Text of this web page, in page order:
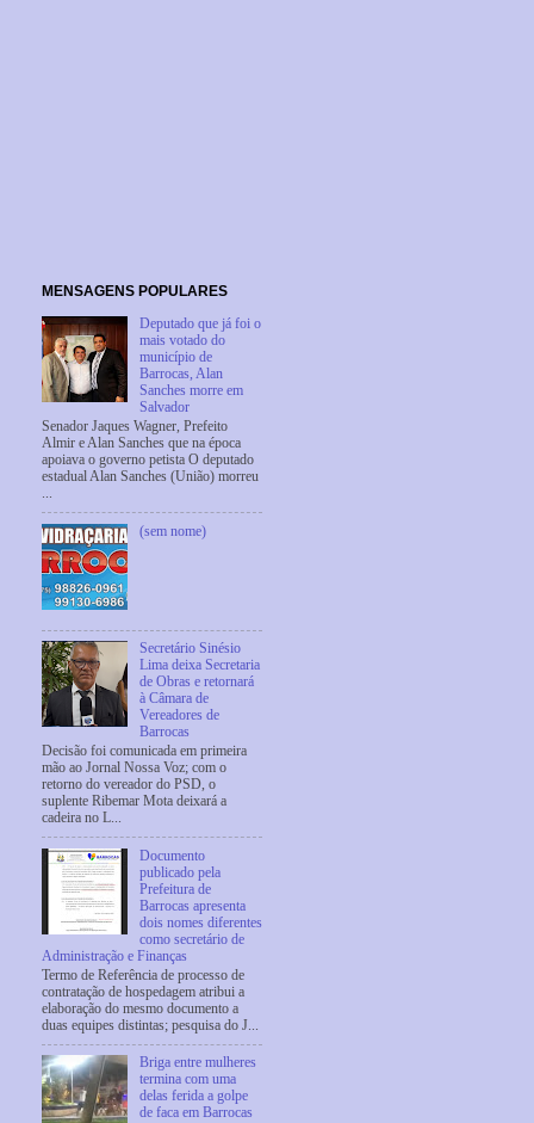
MENSAGENS POPULARES
Deputado que já foi o
mais votado do
município de
Barrocas, Alan
Sanches morre em
Salvador
Senador Jaques Wagner, Prefeito
Almir e Alan Sanches que na época
apoiava o governo petista O deputado
estadual Alan Sanches (União) morreu
...
(sem nome)
Secretário Sinésio
Lima deixa Secretaria
de Obras e retornará
à Câmara de
Vereadores de
Barrocas
Decisão foi comunicada em primeira
mão ao Jornal Nossa Voz; com o
retorno do vereador do PSD, o
suplente Ribemar Mota deixará a
cadeira no L...
Documento
publicado pela
Prefeitura de
Barrocas apresenta
dois nomes diferentes
como secretário de
Administração e Finanças
Termo de Referência de processo de
contratação de hospedagem atribui a
elaboração do mesmo documento a
duas equipes distintas; pesquisa do J...
Briga entre mulheres
termina com uma
delas ferida a golpe
de faca em Barrocas